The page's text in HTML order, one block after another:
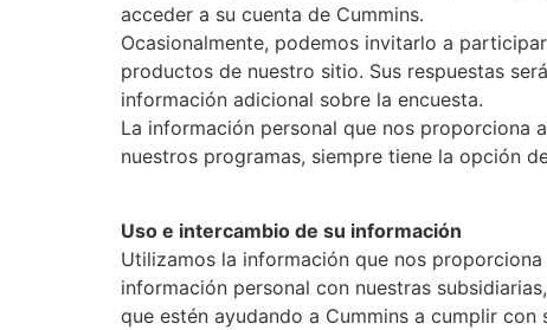
acceder a su cuenta de Cummins.
Ocasionalmente, podemos invitarlo a
productos de nuestro sitio. Sus respuestas
información adicional sobre la encuesta.
La información personal que nos proporciona
nuestros programas, siempre tiene la opción
Uso e intercambio de su información
Utilizamos la información que nos
información personal con nuestras
que estén ayudando a Cummins a cumplir